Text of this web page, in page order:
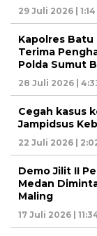
29 Juli 2026 |
Kapolres Batu
Terima
Polda Sumut
28 Juli 2026 |
Cegah kasus
Jampidsus
22 Juli 2026 |
Demo Jilit II
Medan
Maling
17 Juli 2026 |